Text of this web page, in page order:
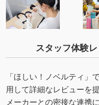
スタッフ体験
「ほしい！ノベルティ」
用して詳細なレビューを
メーカーとの密接な連携